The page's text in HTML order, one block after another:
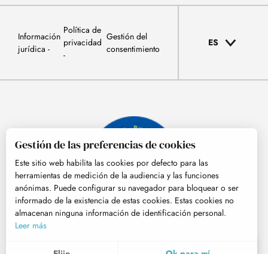
MENÚ
Información
jurídica
Política de
privacidad
Gestión del
consentimiento
ES
© Tourisme Hautes-Pyrénées
Gestión de las preferencias de cookies
Este sitio web habilita las cookies por defecto para las
herramientas de medición de la audiencia y las funciones
anónimas. Puede configurar su navegador para bloquear o ser
informado de la existencia de estas cookies. Estas cookies no
almacenan ninguna información de identificación personal.
Leer más